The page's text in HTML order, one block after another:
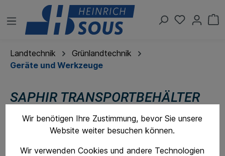
Landtechnik
Grünlandtechnik
Geräte und Werkzeuge
SAPHIR TRANSPORTBEHÄLTER
TL 180
Wir benötigen Ihre Zustimmung, bevor Sie unsere
Website weiter besuchen können.
Wir verwenden Cookies und andere Technologien